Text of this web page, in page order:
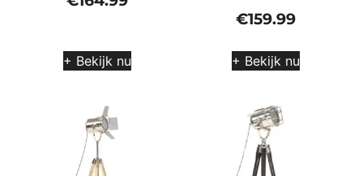
+ Bekijk nu
€159.99
+ Bekijk nu